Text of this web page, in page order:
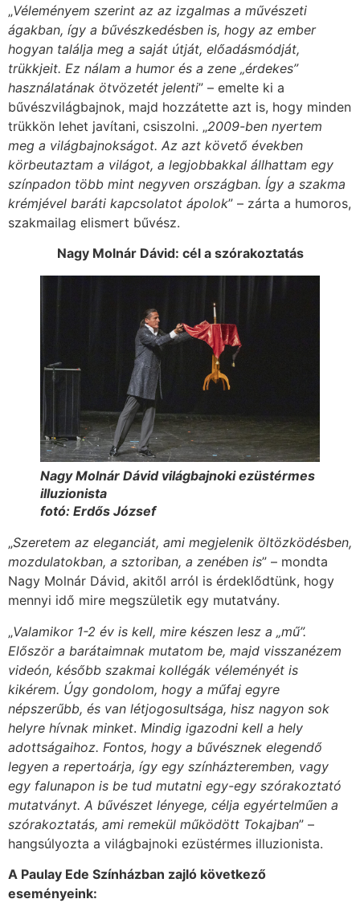
„Véleményem szerint az az izgalmas a művészeti
ágakban, így a bűvészkedésben is, hogy az ember
hogyan találja meg a saját útját, előadásmódját,
trükkjeit. Ez nálam a humor és a zene „érdekes”
használatának ötvözetét jelenti” – emelte ki a
bűvészvilágbajnok, majd hozzátette azt is, hogy minden
trükkön lehet javítani, csiszolni. „2009-ben nyertem
meg a világbajnokságot. Az azt követő években
körbeutaztam a világot, a legjobbakkal állhattam egy
színpadon több mint negyven országban. Így a szakma
krémjével baráti kapcsolatot ápolok” – zárta a humoros,
szakmailag elismert bűvész.
Nagy Molnár Dávid: cél a szórakoztatás
Nagy Molnár Dávid világbajnoki ezüstérmes
illuzionista
fotó: Erdős József
„Szeretem az eleganciát, ami megjelenik öltözködésben,
mozdulatokban, a sztoriban, a zenében is” – mondta
Nagy Molnár Dávid, akitől arról is érdeklődtünk, hogy
mennyi idő mire megszületik egy mutatvány.
„Valamikor 1-2 év is kell, mire készen lesz a „mű”.
Először a barátaimnak mutatom be, majd visszanézem
videón, később szakmai kollégák véleményét is
kikérem. Úgy gondolom, hogy a műfaj egyre
népszerűbb, és van létjogosultsága, hisz nagyon sok
helyre hívnak minket. Mindig igazodni kell a hely
adottságaihoz. Fontos, hogy a bűvésznek elegendő
legyen a repertoárja, így egy színházteremben, vagy
egy falunapon is be tud mutatni egy-egy szórakoztató
mutatványt. A bűvészet lényege, célja egyértelműen a
szórakoztatás, ami remekül működött Tokajban” –
hangsúlyozta a világbajnoki ezüstérmes illuzionista.
A Paulay Ede Színházban zajló következő
eseményeink: